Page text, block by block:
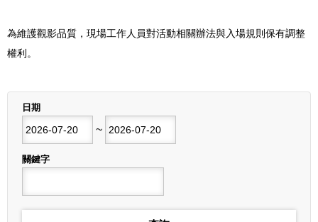
為維護觀影品質，現場工作人員對活動相關辦法與入場規則保有調整
權利。
日期
~
結束日期
關鍵字